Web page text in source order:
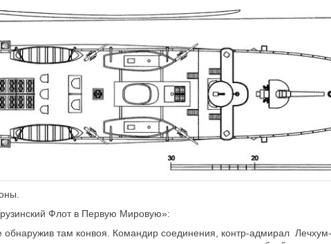
Флот в Первую Мировую»:
обнаружив там конвоя. Командир соединения, контр-адмирал